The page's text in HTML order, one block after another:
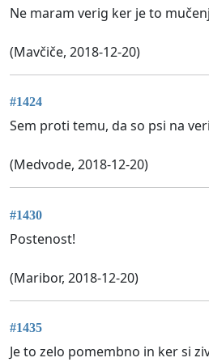
Ne maram verig ker je to
(Mavčiče, 2018-12-20)
#1424
Sem proti temu, da so psi na
(Medvode, 2018-12-20)
#1430
Postenost!
(Maribor, 2018-12-20)
#1435
Je to zelo pomembno in ker si